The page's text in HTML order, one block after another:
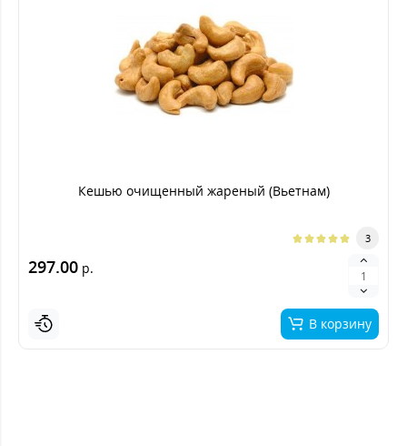
Кешью очищенный жареный (Вьетнам)
3
297.00 р.
В корзину